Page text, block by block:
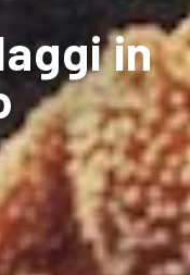
in